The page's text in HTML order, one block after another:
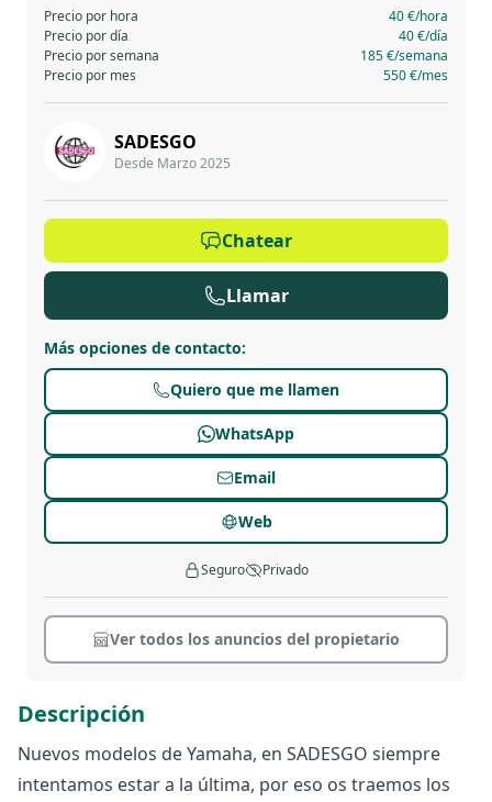
Descripción
Nuevos modelos de Yamaha, en SADESGO siempre
intentamos estar a la última, por eso os traemos los
Precio por hora 40 €/hora
Precio por día
40 €/día
Precio por semana
185 €/semana
Precio por mes
550 €/mes
SADESGO
Desde Marzo 2025
Chatear
Llamar
Más opciones de contacto:
Quiero que me llamen
WhatsApp
Email
Web
Seguro Privado
Ver todos los anuncios del propietario